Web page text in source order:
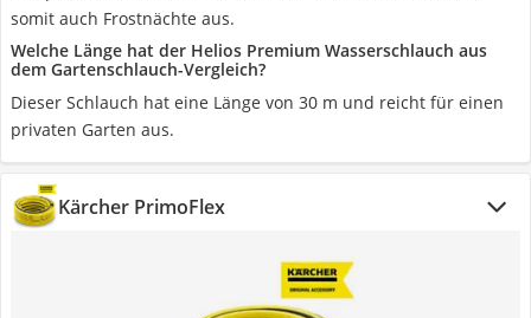
somit auch Frostnächte aus.
Welche Länge hat der Helios Premium Wasserschlauch aus
dem Gartenschlauch-Vergleich?
Dieser Schlauch hat eine Länge von 30 m und reicht für einen
privaten Garten aus.
Kärcher PrimoFlex